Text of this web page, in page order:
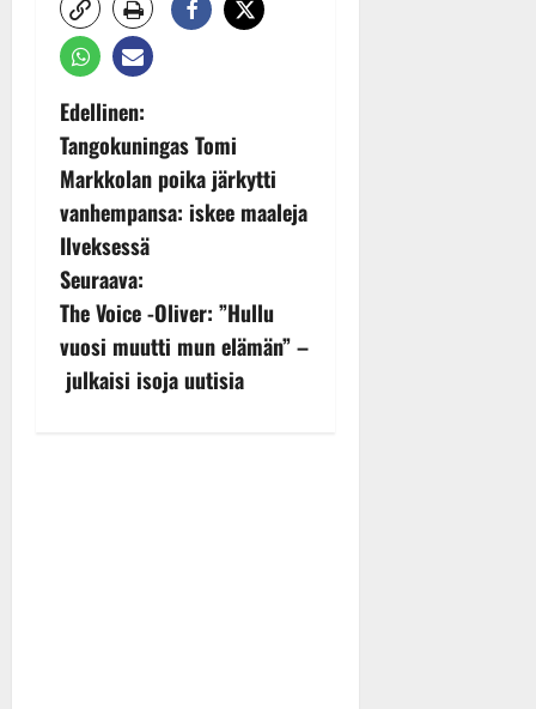
P
o
s
t
n
a
Edellinen:
Tangokuningas Tomi
Markkolan poika järkytti
vanhempansa: iskee maaleja
Ilveksessä
Seuraava:
The Voice -Oliver: ”Hullu
vuosi muutti mun elämän” –
julkaisi isoja uutisia